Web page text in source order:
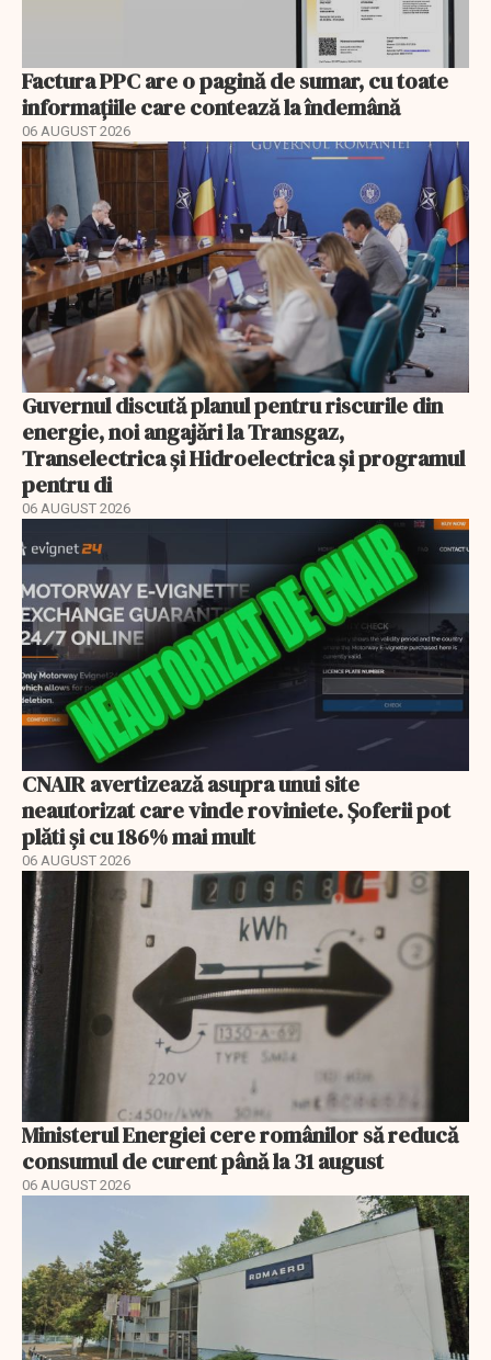
Factura PPC are o pagină de sumar, cu toate
informațiile care contează la îndemână
06 AUGUST 2026
Guvernul discută planul pentru riscurile din
energie, noi angajări la Transgaz,
Transelectrica și Hidroelectrica și programul
pentru di
06 AUGUST 2026
CNAIR avertizează asupra unui site
neautorizat care vinde roviniete. Șoferii pot
plăti și cu 186% mai mult
06 AUGUST 2026
Ministerul Energiei cere românilor să reducă
consumul de curent până la 31 august
06 AUGUST 2026